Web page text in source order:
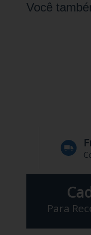
Você
Para